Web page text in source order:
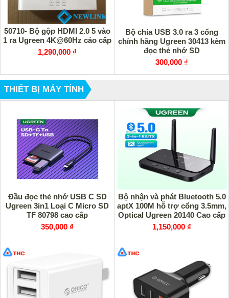
50710- Bộ gộp HDMI 2.0 5 vào
1 ra Ugreen 4K@60Hz cáo cấp
1,290,000 ₫
Bộ chia USB 3.0 ra 3 cổng
chính hãng Ugreen 30413 kèm
đọc thẻ nhớ SD
300,000 ₫
THIẾT BỊ MÁY TÍNH
Đầu đọc thẻ nhớ USB C SD
Ugreen 3in1 Loại C Micro SD
TF 80798 cao cấp
350,000 ₫
Bộ nhận và phát Bluetooth 5.0
aptX 100M hỗ trợ cổng 3.5mm,
Optical Ugreen 20140 Cao cấp
1,150,000 ₫